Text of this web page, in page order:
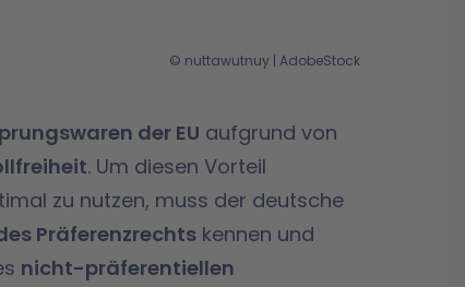
© nuttawutnuy | AdobeStock
der EU aufgrund von
. Um diesen Vorteil
zu nutzen, muss der deutsche
Präferenzrechts kennen und
nicht-präferentiellen